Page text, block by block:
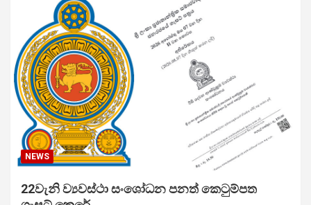
NEWS
22වැනි ව්‍යවස්ථා සංශෝධන පනත් කෙටුම්පත